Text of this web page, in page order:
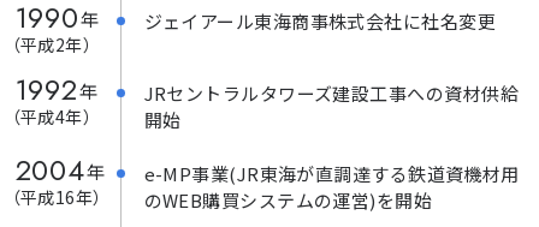
1990年
（平成2年）
ジェイアール東海商事株式会社に社名変更
1992年
（平成4年）
JRセントラルタワーズ建設工事への資材供給
開始
2004年
（平成16年）
e-MP事業(JR東海が直調達する鉄道資機材用
のWEB購買システムの運営)を開始